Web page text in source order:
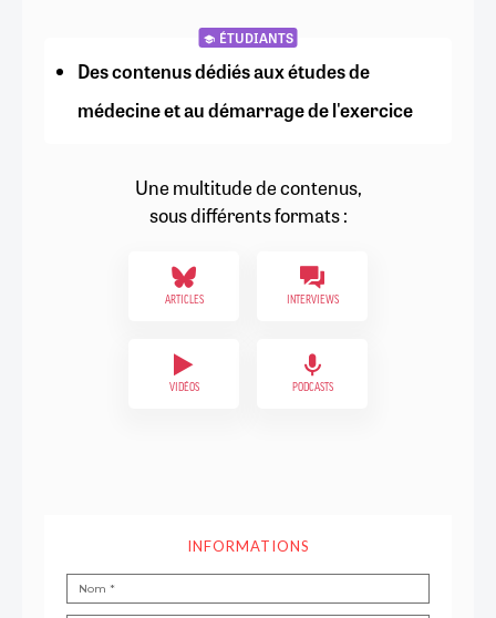
ÉTUDIANTS
Des contenus dédiés aux études de
médecine et au démarrage de l'exercice
Une multitude de contenus,
sous différents formats :
ARTICLES INTERVIEWS
VIDÉOS PODCASTS